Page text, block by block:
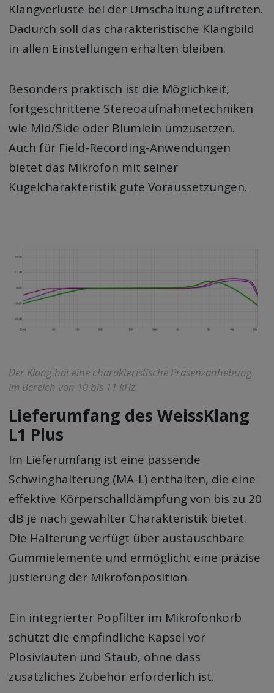
Klangverluste bei der Umschaltung auftreten.
Dadurch soll das charakteristische Klangbild
in allen Einstellungen erhalten bleiben.
Besonders praktisch ist die Möglichkeit,
fortgeschrittene Stereoaufnahmetechniken
wie Mid/Side oder Blumlein umzusetzen.
Auch für Field-Recording-Anwendungen
bietet das Mikrofon mit seiner
Kugelcharakteristik gute Voraussetzungen.
Der Klang hat eine charakteristische Präsenzanhebung
im Bereich von 10 bis 11 kHz.
Lieferumfang des WeissKlang
L1 Plus
Im Lieferumfang ist eine passende
Schwinghalterung (MA-L) enthalten, die eine
effektive Körperschalldämpfung von bis zu 20
dB je nach gewählter Charakteristik bietet.
Die Halterung verfügt über austauschbare
Gummielemente und ermöglicht eine präzise
Justierung der Mikrofonposition.
Ein integrierter Popfilter im Mikrofonkorb
schützt die empfindliche Kapsel vor
Plosivlauten und Staub, ohne dass
zusätzliches Zubehör erforderlich ist.